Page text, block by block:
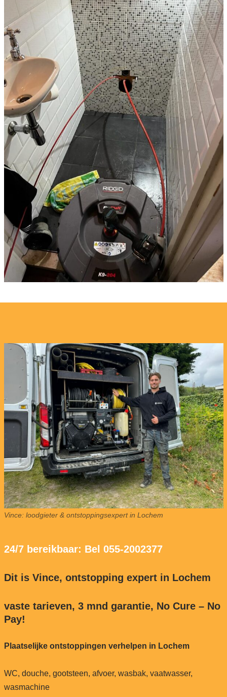
Vince: loodgieter & ontstoppingsexpert in Lochem
24/7 bereikbaar: Bel 055-2002377
Dit is Vince, ontstopping expert in Lochem
vaste tarieven, 3 mnd garantie, No Cure – No
Pay!
Plaatselijke ontstoppingen verhelpen in Lochem
WC, douche, gootsteen, afvoer, wasbak, vaatwasser,
wasmachine